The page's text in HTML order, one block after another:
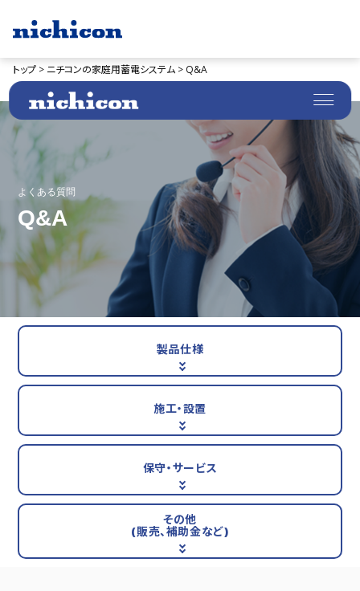
トップ > ニチコンの家庭用蓄電システム > Q&A
よくある質問
Q&A
製品仕様
施工・設置
保守・サービス
その他
(販売、補助金など)